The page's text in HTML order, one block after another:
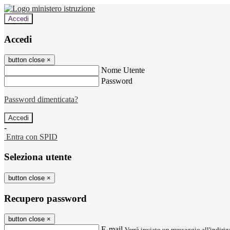
Accedi
Accedi
button close ×
Nome Utente
Password
Password dimenticata?
-
Entra con SPID
Seleziona utente
button close ×
Recupero password
button close ×